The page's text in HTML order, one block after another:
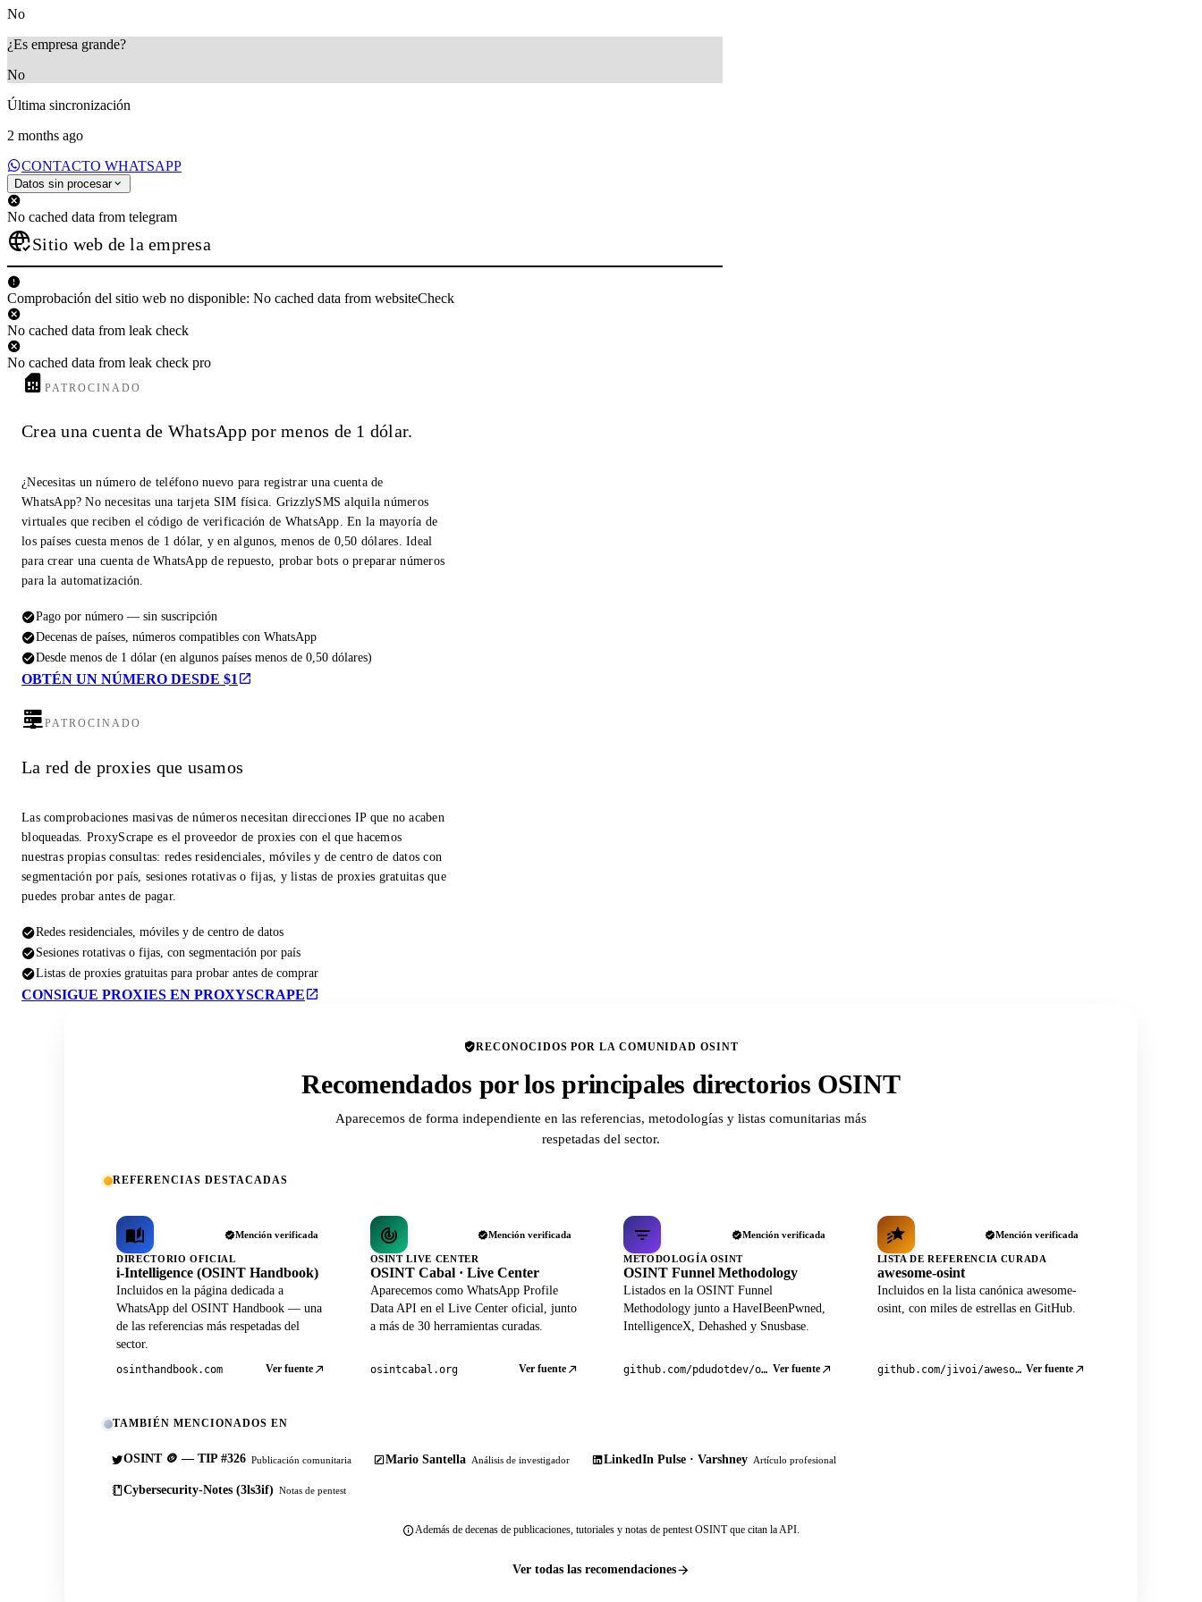
No
¿Es empresa grande?
No
Última sincronización
2 months ago
CONTACTO WHATSAPP
Datos sin procesar
No cached data from telegram
Sitio web de la empresa
Comprobación del sitio web no disponible: No cached data from websiteCheck
No cached data from leak check
No cached data from leak check pro
PATROCINADO
Crea una cuenta de WhatsApp por menos de 1 dólar.
¿Necesitas un número de teléfono nuevo para registrar una cuenta de
WhatsApp? No necesitas una tarjeta SIM física. GrizzlySMS alquila números
virtuales que reciben el código de verificación de WhatsApp. En la mayoría de
los países cuesta menos de 1 dólar, y en algunos, menos de 0,50 dólares. Ideal
para crear una cuenta de WhatsApp de repuesto, probar bots o preparar números
para la automatización.
Pago por número — sin suscripción
Decenas de países, números compatibles con WhatsApp
Desde menos de 1 dólar (en algunos países menos de 0,50 dólares)
OBTÉN UN NÚMERO DESDE $1
PATROCINADO
La red de proxies que usamos
Las comprobaciones masivas de números necesitan direcciones IP que no acaben
bloqueadas. ProxyScrape es el proveedor de proxies con el que hacemos
nuestras propias consultas: redes residenciales, móviles y de centro de datos con
segmentación por país, sesiones rotativas o fijas, y listas de proxies gratuitas que
puedes probar antes de pagar.
Redes residenciales, móviles y de centro de datos
Sesiones rotativas o fijas, con segmentación por país
Listas de proxies gratuitas para probar antes de comprar
CONSIGUE PROXIES EN PROXYSCRAPE
RECONOCIDOS POR LA COMUNIDAD OSINT
Recomendados por los principales directorios OSINT
Aparecemos de forma independiente en las referencias, metodologías y listas comunitarias más
respetadas del sector.
REFERENCIAS DESTACADAS
Mención verificada
DIRECTORIO OFICIAL
i-Intelligence (OSINT Handbook)
Incluidos en la página dedicada a
WhatsApp del OSINT Handbook — una
de las referencias más respetadas del
sector.
osinthandbook.com Ver fuente
Mención verificada
OSINT LIVE CENTER
OSINT Cabal · Live Center
Aparecemos como WhatsApp Profile
Data API en el Live Center oficial, junto
a más de 30 herramientas curadas.
osintcabal.org Ver fuente
Mención verificada
METODOLOGÍA OSINT
OSINT Funnel Methodology
Listados en la OSINT Funnel
Methodology junto a HaveIBeenPwned,
IntelligenceX, Dehashed y Snusbase.
github.com/pdudotdev/ofm Ver fuente
Mención verificada
LISTA DE REFERENCIA CURADA
awesome-osint
Incluidos en la lista canónica awesome-
osint, con miles de estrellas en GitHub.
github.com/jivoi/awesome-osint Ver fuente
TAMBIÉN MENCIONADOS EN
OSINT 🪙 — TIP #326 Publicación comunitaria Mario Santella Análisis de investigador LinkedIn Pulse · Varshney Artículo profesional
Cybersecurity-Notes (3ls3if) Notas de pentest
Además de decenas de publicaciones, tutoriales y notas de pentest OSINT que citan la API.
Ver todas las recomendaciones